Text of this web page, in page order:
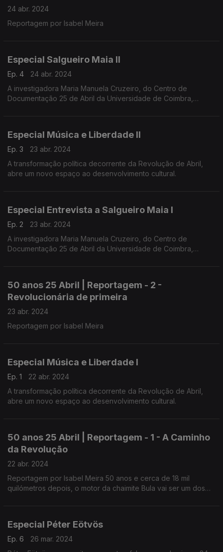
24 abr. 2024
Reportagem por Isabel Meira
Especial Salgueiro Maia II
Ep. 4
24 abr. 2024
A investigadora Maria Manuela Cruzeiro, do Centro de
Documentação 25 de Abril da Universidade de Coimbra,
Especial Música e Liberdade II
Ep. 3
23 abr. 2024
A transformação política decorrente da Revolução de Abril,
abre um novo espaço ao desenvolvimento cultural.
Especial Entrevista a Salgueiro Maia I
Ep. 2
23 abr. 2024
A investigadora Maria Manuela Cruzeiro, do Centro de
Documentação 25 de Abril da Universidade de Coimbra,
50 anos 25 Abril | Reportagem - 2 -
Revolucionária de primeira
23 abr. 2024
Reportagem por Isabel Meira
Especial Música e Liberdade I
Ep. 1
22 abr. 2024
A transformação política decorrente da Revolução de Abril,
abre um novo espaço ao desenvolvimento cultural.
50 anos 25 Abril | Reportagem - 1 - A Caminho
da Revolução
22 abr. 2024
Reportagem por Isabel Meira 50 anos e cerca de 18 mil
quilómetros depois, o motor da chaimite Bula vai ser um dos
Especial Péter Eötvös
Ep. 6
26 mar. 2024